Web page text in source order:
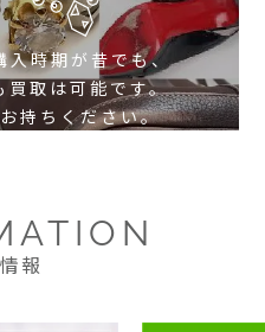
入時期が昔でも、
買取は可能です。
持ちください。
報